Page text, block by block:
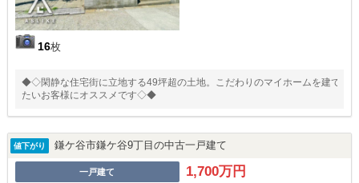
16枚
◆◇閑静な住宅街に立地する49坪超の土地。こだわりのマイホームを建て
たいお客様にオススメです◇◆
値下がり 鎌ケ谷市鎌ケ谷9丁目の中古一戸建て
一戸建て 1,700万円